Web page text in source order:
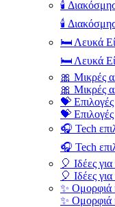
🕯️
🕯️
🛏️ Λευκά
🛏️ Λευκά
🎀 Μικρές
🎀 Μικρές
💝
💝
🎧 Tech
🎧 Tech
🎈 Ιδέες για
🎈 Ιδέες για
✨ Ομορφιά
✨ Ομορφιά